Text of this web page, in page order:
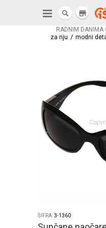
RADNIM DANIMA
store
za nju / modni
ŠIFRA:3-1360